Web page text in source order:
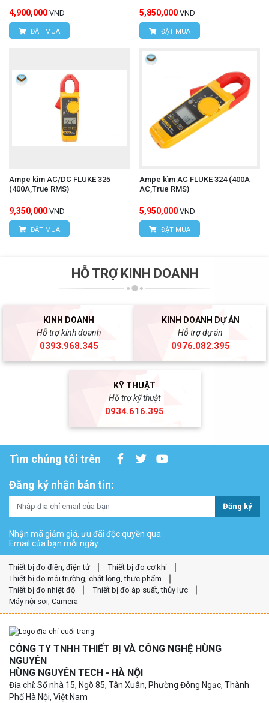
4,900,000 VND
ĐẶT MUA
5,850,000 VND
ĐẶT MUA
Ampe kìm AC/DC FLUKE 325
(400A,True RMS)
9,350,000 VND
ĐẶT MUA
Ampe kìm AC FLUKE 324 (400A
AC,True RMS)
5,950,000 VND
ĐẶT MUA
HỖ TRỢ KINH DOANH
KINH DOANH
Hỗ trợ kinh doanh
0393.968.345
KINH DOANH DỰ ÁN
Hỗ trợ dự án
0976.082.395
KỸ THUẬT
Hỗ trợ kỹ thuật
0934.616.395
Tìm chúng tôi trên
Đăng ký nhận bản tin:
Đăng ký
Nhận mã giảm giá, ưu đãi độc quyền qua
Email của bạn mỗi ngày.
Thiết bị đo điện, điện tử
Thiết bị đo cơ khí
Thiết bị đo môi trường, chất lỏng, thực phẩm
Thiết bị đo nhiệt độ
Thiết bị đo áp suất, thủy lực
Máy nội soi, Camera
CÔNG TY TNHH THIẾT BỊ VÀ CÔNG NGHỆ HÙNG
NGUYÊN
HÙNG NGUYÊN TECH - HÀ NỘI
Địa chỉ: Số nhà 15, Ngõ 85, Tân Xuân, Phường Đông Ngạc, Thành
Phố Hà Nội, Việt Nam